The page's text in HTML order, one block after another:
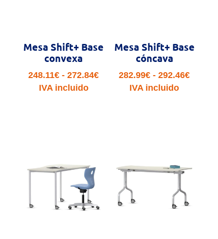
Mesa Shift+ Base
convexa
248.11€ - 272.84€Rango
IVA incluido
Mesa Shift+ Base
cóncava
282.99€ - 292.46€Rango
IVA incluido